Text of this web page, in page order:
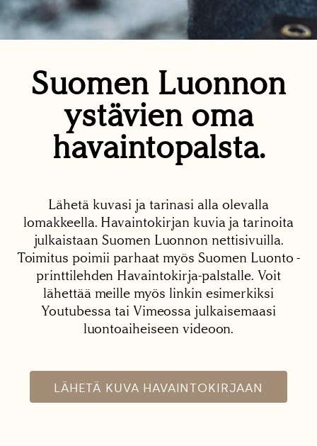
Suomen Luonnon
ystävien oma
havaintopalsta.
Lähetä kuvasi ja tarinasi alla olevalla
lomakkeella. Havaintokirjan kuvia ja tarinoita
julkaistaan Suomen Luonnon nettisivuilla.
Toimitus poimii parhaat myös Suomen Luonto -
printtilehden Havaintokirja-palstalle. Voit
lähettää meille myös linkin esimerkiksi
Youtubessa tai Vimeossa julkaisemaasi
luontoaiheiseen videoon.
LÄHETÄ KUVA HAVAINTOKIRJAAN